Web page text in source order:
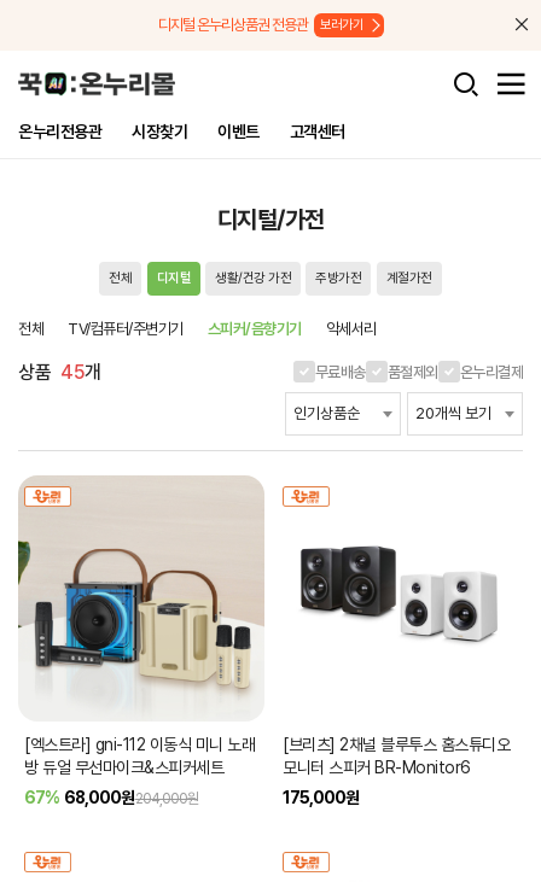
디지털 온누리상품권 전용관 보러가기
온누리전용관 시장찾기 이벤트 고객센터
디지털/가전
전체 디지털 생활/건강 가전 주방가전 계절가전
전체 TV/컴퓨터/주변기기 스피커/음향기기 악세서리
상품 45개 무료배송 품절제외 온누리결제
[엑스트라] gni-112 이동식 미니 노래
방 듀얼 무선마이크&스피커세트
67% 68,000원204,000원
[브리츠] 2채널 블루투스 홈스튜디오
모니터 스피커 BR-Monitor6
175,000원